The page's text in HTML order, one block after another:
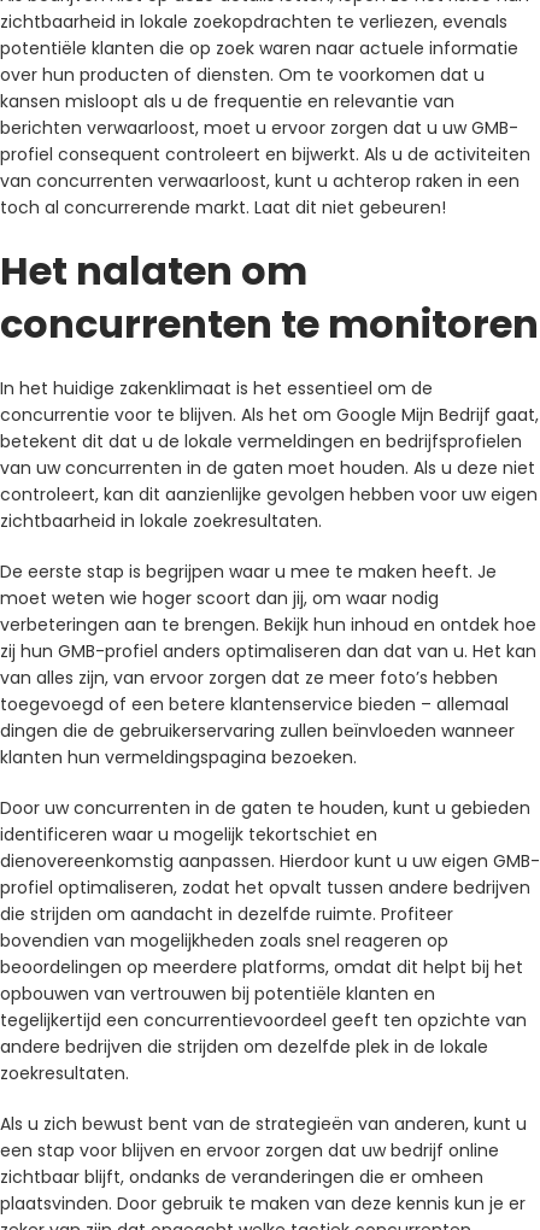
zichtbaarheid in lokale zoekopdrachten te verliezen, evenals
potentiële klanten die op zoek waren naar actuele informatie
over hun producten of diensten. Om te voorkomen dat u
kansen misloopt als u de frequentie en relevantie van
berichten verwaarloost, moet u ervoor zorgen dat u uw GMB-
profiel consequent controleert en bijwerkt. Als u de activiteiten
van concurrenten verwaarloost, kunt u achterop raken in een
toch al concurrerende markt. Laat dit niet gebeuren!
Het nalaten om
concurrenten te monitoren
In het huidige zakenklimaat is het essentieel om de
concurrentie voor te blijven. Als het om Google Mijn Bedrijf gaat,
betekent dit dat u de lokale vermeldingen en bedrijfsprofielen
van uw concurrenten in de gaten moet houden. Als u deze niet
controleert, kan dit aanzienlijke gevolgen hebben voor uw eigen
zichtbaarheid in lokale zoekresultaten.
De eerste stap is begrijpen waar u mee te maken heeft. Je
moet weten wie hoger scoort dan jij, om waar nodig
verbeteringen aan te brengen. Bekijk hun inhoud en ontdek hoe
zij hun GMB-profiel anders optimaliseren dan dat van u. Het kan
van alles zijn, van ervoor zorgen dat ze meer foto’s hebben
toegevoegd of een betere klantenservice bieden – allemaal
dingen die de gebruikerservaring zullen beïnvloeden wanneer
klanten hun vermeldingspagina bezoeken.
Door uw concurrenten in de gaten te houden, kunt u gebieden
identificeren waar u mogelijk tekortschiet en
dienovereenkomstig aanpassen. Hierdoor kunt u uw eigen GMB-
profiel optimaliseren, zodat het opvalt tussen andere bedrijven
die strijden om aandacht in dezelfde ruimte. Profiteer
bovendien van mogelijkheden zoals snel reageren op
beoordelingen op meerdere platforms, omdat dit helpt bij het
opbouwen van vertrouwen bij potentiële klanten en
tegelijkertijd een concurrentievoordeel geeft ten opzichte van
andere bedrijven die strijden om dezelfde plek in de lokale
zoekresultaten.
Als u zich bewust bent van de strategieën van anderen, kunt u
een stap voor blijven en ervoor zorgen dat uw bedrijf online
zichtbaar blijft, ondanks de veranderingen die er omheen
plaatsvinden. Door gebruik te maken van deze kennis kun je er